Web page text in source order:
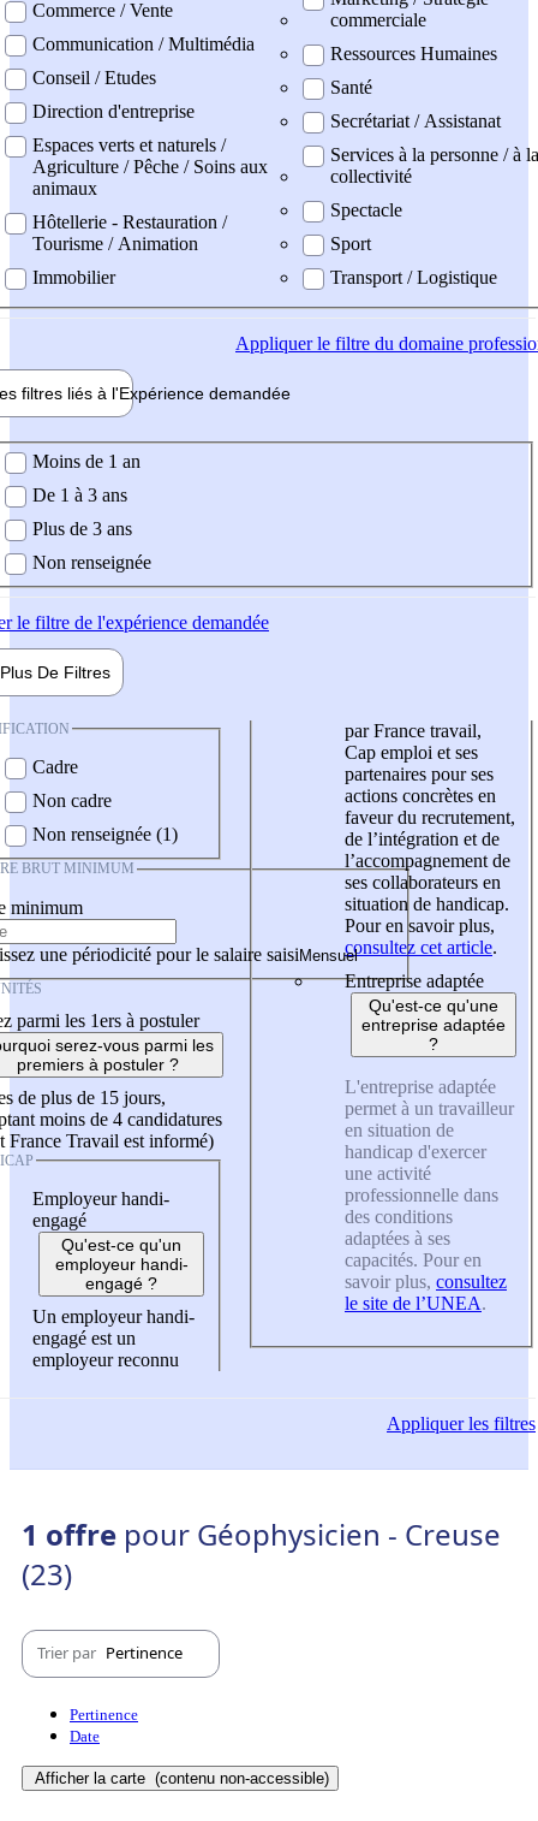
Commerce / Vente
Communication / Multimédia
Conseil / Etudes
Direction d'entreprise
Espaces verts et naturels /
Agriculture / Pêche / Soins aux
animaux
Hôtellerie - Restauration /
Tourisme / Animation
Immobilier
commerciale
Ressources Humaines
Santé
Secrétariat / Assistanat
Services à la personne / à la
collectivité
Spectacle
Sport
Transport / Logistique
Appliquerle filtre du domaine
filtres liés à l'Expérience demandée
demandée
Moins de 1 an
De 1 à 3 ans
Plus de 3 ans
Non renseignée
le filtre de l'expérience demandée
Plus De Filtres
Cadre
Non cadre
Non renseignée (1)
BRUT MINIMUM
minimum
une périodicité pour le salaire saisi
parmi les 1ers à postuler
serez-vous parmi les
premiers à postuler ?
de plus de 15 jours,
moins de 4 candidatures
France Travail est informé)
Employeur handi-
engagé
Qu'est-ce qu'un
employeur handi-
engagé ?
Un employeur handi-
engagé est un
employeur reconnu
par France travail,
Cap emploi et ses
partenaires pour ses
actions concrètes en
faveur du recrutement,
de l’intégration et de
l’accompagnement de
ses collaborateurs en
situation de handicap.
Pour en savoir plus,
consultez cet article.
Entreprise adaptée
Qu'est-ce qu'une
entreprise adaptée
?
L'entreprise adaptée
permet à un travailleur
en situation de
handicap d'exercer
une activité
professionnelle dans
des conditions
adaptées à ses
capacités. Pour en
savoir plus, consultez
le site de l’UNEA.
Appliquerles filtres
1 offre pour Géophysicien - Creuse
(23)
Trier par Pertinence
Pertinence
Date
Afficher la carte (contenu non-accessible)